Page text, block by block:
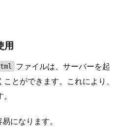
用
ファイルは、サーバーを起
とができます。これにより、
になります。